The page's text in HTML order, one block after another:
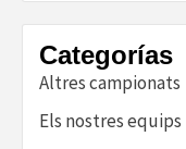
Categorías
Altres campionats
Els nostres equips